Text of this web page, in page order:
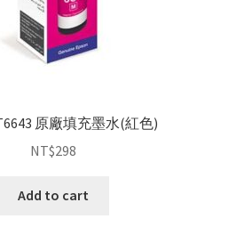
原廠填充墨水(紅色)
NT$298
Add to cart